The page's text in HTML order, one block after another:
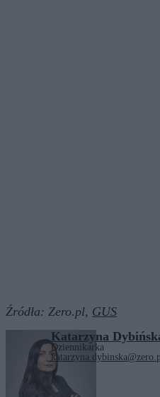
Źródła: Zero.pl, GUS
Katarzyna
Dziennikarka